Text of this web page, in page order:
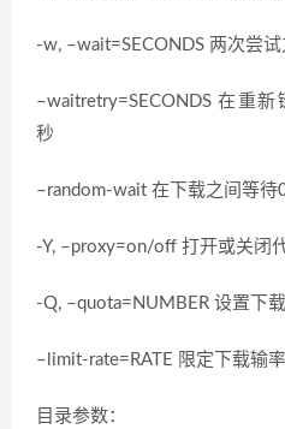
-w, –wait=SECONDS 两次尝
–waitretry=SECONDS 在重
秒
–random-wait 在下载之间等
-Y, –proxy=on/off 打开或关闭
-Q, –quota=NUMBER 设置下
–limit-rate=RATE 限定下载输率
目录参数：